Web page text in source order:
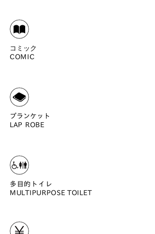
コミック
COMIC
ブランケット
LAP ROBE
多目的トイレ
MULTIPURPOSE TOILET